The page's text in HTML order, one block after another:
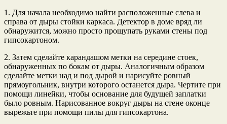
1. Для начала необходимо найти расположенные слева и
справа от дыры стойки каркаса. Детектор в доме вряд ли
обнаружится, можно просто прощупать руками стены под
гипсокартоном.
2. Затем сделайте карандашом метки на середине стоек,
обнаруженных по бокам от дыры. Аналогичным образом
сделайте метки над и под дырой и нарисуйте ровный
прямоугольник, внутри которого останется дыра. Чертите при
помощи линейки, чтобы основание для будущей заплатки
было ровным. Нарисованное вокруг дыры на стене оконце
вырежьте при помощи пилы для гипсокартона.